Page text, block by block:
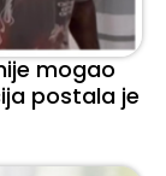
mogao
postala je